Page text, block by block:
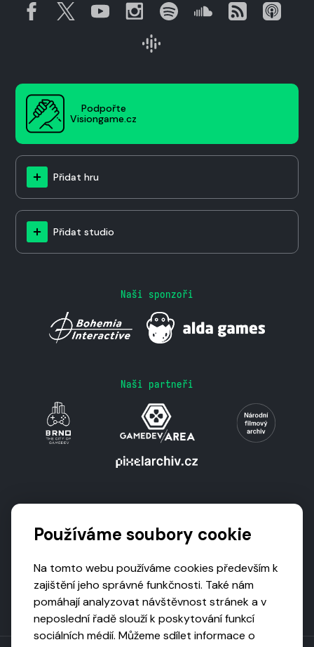
Podpořte
Visiongame.cz
Přidat hru
Přidat studio
Naši sponzoři
Naši partneři
Používáme soubory cookie
Na tomto webu používáme cookies především k
zajištění jeho správné funkčnosti. Také nám
pomáhají analyzovat návštěvnost stránek a v
neposlední řadě slouží k poskytování funkcí
sociálních médií. Můžeme sdílet informace o